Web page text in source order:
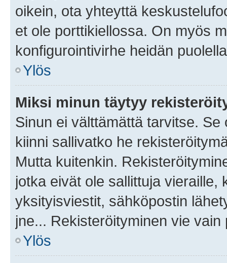
oikein, ota yhteyttä
et ole porttikiellossa. On myös
konfigurointivirhe heidän
Ylös
Miksi minun täytyy
Sinun ei välttämättä tarvitse.
kiinni sallivatko he
Mutta kuitenkin.
jotka eivät ole sallittuja vieraille,
yksityisviestit, sähköpostin
jne... Rekisteröityminen vie
Ylös